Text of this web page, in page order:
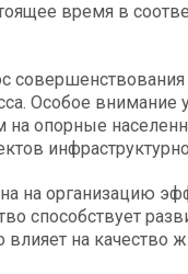
время в
Особое внимание
на опорные
на организацию
способствует
на качество